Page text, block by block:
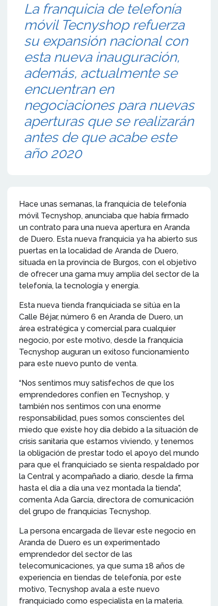
La franquicia de telefonía
móvil Tecnyshop refuerza
su expansión nacional con
esta nueva inauguración,
además, actualmente se
encuentran en
negociaciones para nuevas
aperturas que se realizarán
antes de que acabe este
año 2020
Hace unas semanas, la franquicia de telefonía
móvil Tecnyshop, anunciaba que había firmado
un contrato para una nueva apertura en Aranda
de Duero. Esta nueva franquicia ya ha abierto sus
puertas en la localidad de Aranda de Duero,
situada en la provincia de Burgos, con el objetivo
de ofrecer una gama muy amplia del sector de la
telefonía, la tecnología y energía.
Esta nueva tienda franquiciada se sitúa en la
Calle Béjar, número 6 en Aranda de Duero, un
área estratégica y comercial para cualquier
negocio, por este motivo, desde la franquicia
Tecnyshop auguran un exitoso funcionamiento
para este nuevo punto de venta.
“Nos sentimos muy satisfechos de que los
emprendedores confíen en Tecnyshop, y
también nos sentimos con una enorme
responsabilidad, pues somos conscientes del
miedo que existe hoy día debido a la situación de
crisis sanitaria que estamos viviendo, y tenemos
la obligación de prestar todo el apoyo del mundo
para que el franquiciado se sienta respaldado por
la Central y acompañado a diario, desde la firma
hasta el día a día una vez montada la tienda”,
comenta Ada García, directora de comunicación
del grupo de franquicias Tecnyshop.
La persona encargada de llevar este negocio en
Aranda de Duero es un experimentado
emprendedor del sector de las
telecomunicaciones, ya que suma 18 años de
experiencia en tiendas de telefonía, por este
motivo, Tecnyshop avala a este nuevo
franquiciado como especialista en la materia.